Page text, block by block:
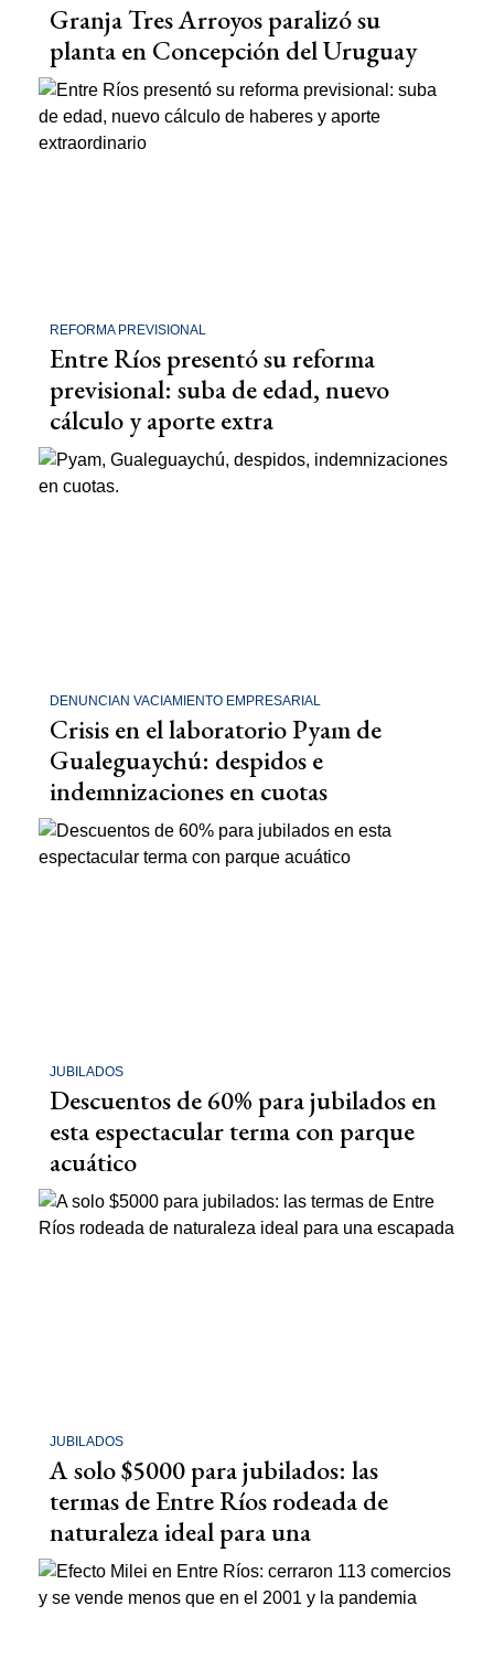
Granja Tres Arroyos paralizó su
planta en Concepción del Uruguay
REFORMA PREVISIONAL
Entre Ríos presentó su reforma
previsional: suba de edad, nuevo
cálculo y aporte extra
DENUNCIAN VACIAMIENTO EMPRESARIAL
Crisis en el laboratorio Pyam de
Gualeguaychú: despidos e
indemnizaciones en cuotas
JUBILADOS
Descuentos de 60% para jubilados en
esta espectacular terma con parque
acuático
JUBILADOS
A solo $5000 para jubilados: las
termas de Entre Ríos rodeada de
naturaleza ideal para una